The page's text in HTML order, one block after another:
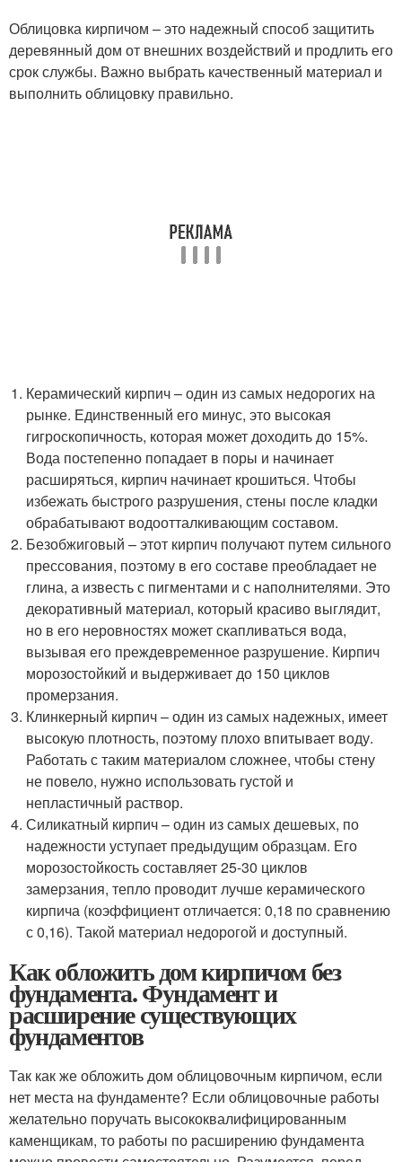
Облицовка кирпичом – это надежный способ защитить
деревянный дом от внешних воздействий и продлить его
срок службы. Важно выбрать качественный материал и
выполнить облицовку правильно.
Керамический кирпич – один из самых недорогих на
рынке. Единственный его минус, это высокая
гигроскопичность, которая может доходить до 15%.
Вода постепенно попадает в поры и начинает
расширяться, кирпич начинает крошиться. Чтобы
избежать быстрого разрушения, стены после кладки
обрабатывают водоотталкивающим составом.
Безобжиговый – этот кирпич получают путем сильного
прессования, поэтому в его составе преобладает не
глина, а известь с пигментами и с наполнителями. Это
декоративный материал, который красиво выглядит,
но в его неровностях может скапливаться вода,
вызывая его преждевременное разрушение. Кирпич
морозостойкий и выдерживает до 150 циклов
промерзания.
Клинкерный кирпич – один из самых надежных, имеет
высокую плотность, поэтому плохо впитывает воду.
Работать с таким материалом сложнее, чтобы стену
не повело, нужно использовать густой и
непластичный раствор.
Силикатный кирпич – один из самых дешевых, по
надежности уступает предыдущим образцам. Его
морозостойкость составляет 25-30 циклов
замерзания, тепло проводит лучше керамического
кирпича (коэффициент отличается: 0,18 по сравнению
с 0,16). Такой материал недорогой и доступный.
Как обложить дом кирпичом без
фундамента. Фундамент и
расширение существующих
фундаментов
Так как же обложить дом облицовочным кирпичом, если
нет места на фундаменте? Если облицовочные работы
желательно поручать высококвалифицированным
каменщикам, то работы по расширению фундамента